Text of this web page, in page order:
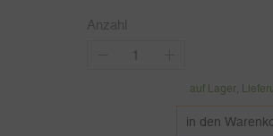
Anzahl
auf Lager,
in den